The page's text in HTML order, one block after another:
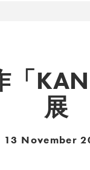
「
展
13 November